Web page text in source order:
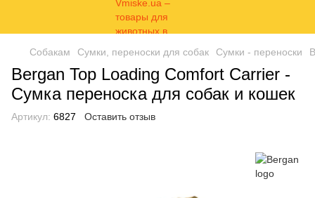
Собакам Сумки, переноски для собак Сумки - переноски
Bergan Top Loading Comfort Carrier -
Сумка переноска для собак и кошек
Артикул: 6827 Оставить отзыв